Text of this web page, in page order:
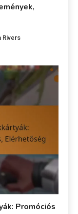
Rivers
Promóciós